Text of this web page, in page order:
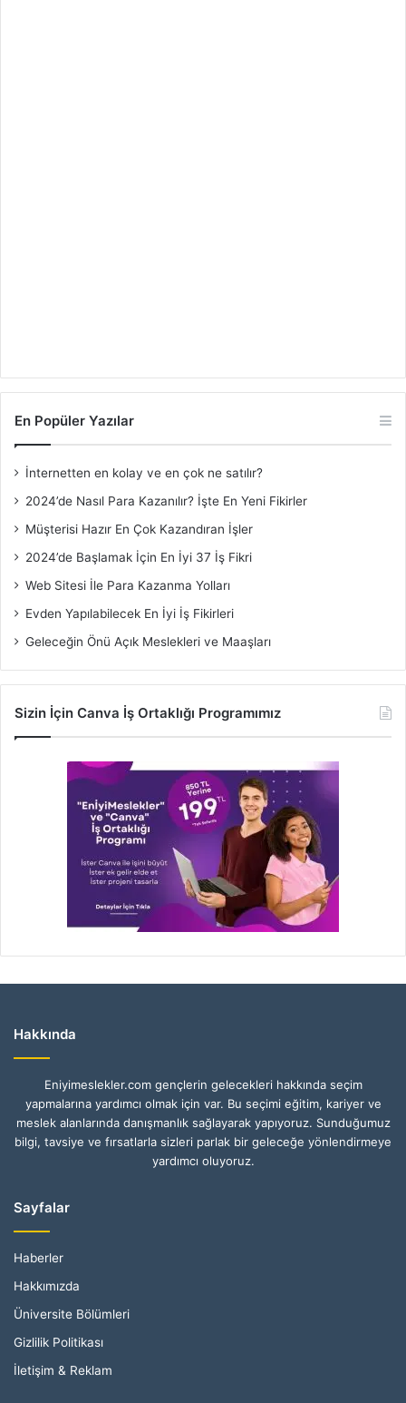
En Popüler Yazılar
İnternetten en kolay ve en çok ne satılır?
2024’de Nasıl Para Kazanılır? İşte En Yeni Fikirler
Müşterisi Hazır En Çok Kazandıran İşler
2024’de Başlamak İçin En İyi 37 İş Fikri
Web Sitesi İle Para Kazanma Yolları
Evden Yapılabilecek En İyi İş Fikirleri
Geleceğin Önü Açık Meslekleri ve Maaşları
Sizin İçin Canva İş Ortaklığı Programımız
Hakkında
Eniyimeslekler.com gençlerin gelecekleri hakkında seçim
yapmalarına yardımcı olmak için var. Bu seçimi eğitim, kariyer ve
meslek alanlarında danışmanlık sağlayarak yapıyoruz. Sunduğumuz
bilgi, tavsiye ve fırsatlarla sizleri parlak bir geleceğe yönlendirmeye
yardımcı oluyoruz.
Sayfalar
Haberler
Hakkımızda
Üniversite Bölümleri
Gizlilik Politikası
İletişim & Reklam